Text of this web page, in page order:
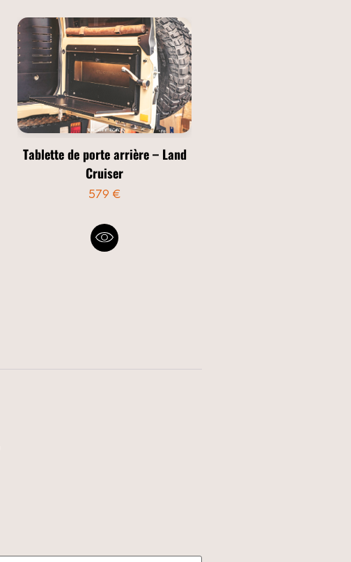
Tablette de porte arrière – Land
Cruiser
579 €